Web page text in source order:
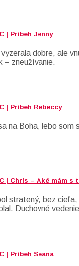
| Príbeh Jenny
vyzerala dobre, ale
– zneužívanie.
| Príbeh Rebeccy
na Boha, lebo som
| Chris – Aké mám s
stratený, bez cieľa,
Duchovné
| Príbeh Seana